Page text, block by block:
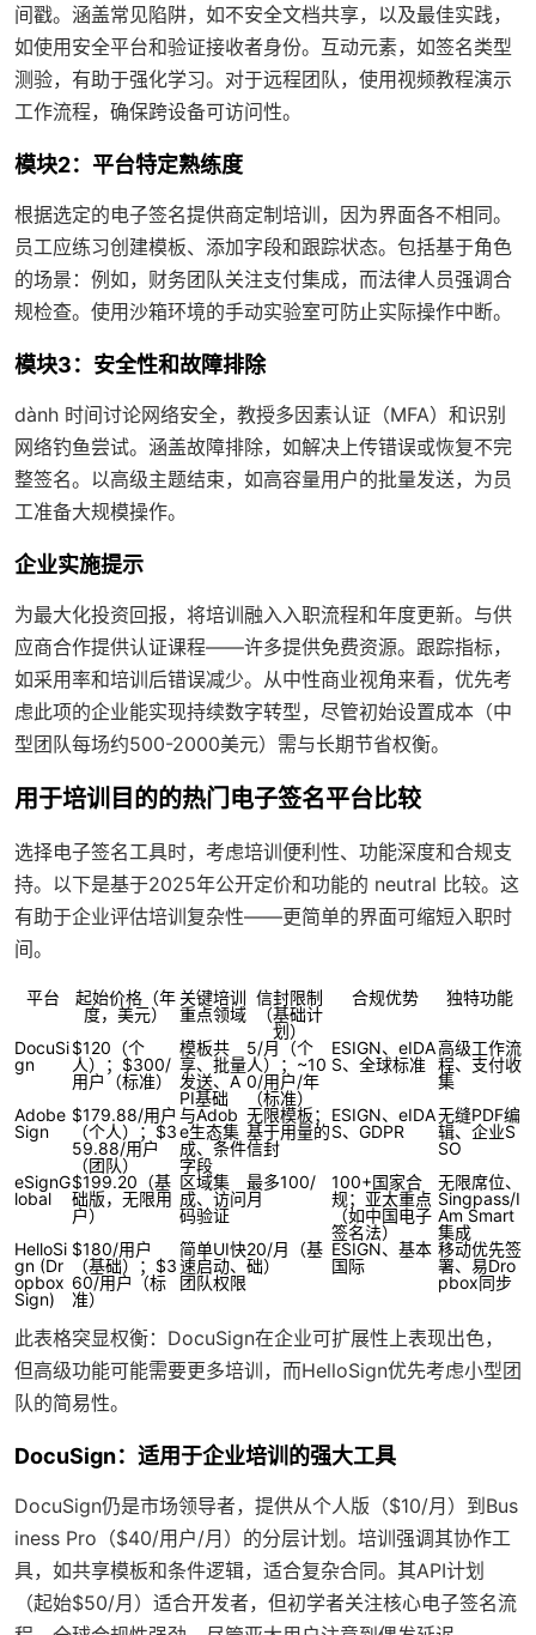
间戳。涵盖常见陷阱，如不安全文档共享，以及最佳实践，
如使用安全平台和验证接收者身份。互动元素，如签名类型
测验，有助于强化学习。对于远程团队，使用视频教程演示
工作流程，确保跨设备可访问性。
模块2：平台特定熟练度
根据选定的电子签名提供商定制培训，因为界面各不相同。
员工应练习创建模板、添加字段和跟踪状态。包括基于角色
的场景：例如，财务团队关注支付集成，而法律人员强调合
规检查。使用沙箱环境的手动实验室可防止实际操作中断。
模块3：安全性和故障排除
dành 时间讨论网络安全，教授多因素认证（MFA）和识别
网络钓鱼尝试。涵盖故障排除，如解决上传错误或恢复不完
整签名。以高级主题结束，如高容量用户的批量发送，为员
工准备大规模操作。
企业实施提示
为最大化投资回报，将培训融入入职流程和年度更新。与供
应商合作提供认证课程——许多提供免费资源。跟踪指标，
如采用率和培训后错误减少。从中性商业视角来看，优先考
虑此项的企业能实现持续数字转型，尽管初始设置成本（中
型团队每场约500-2000美元）需与长期节省权衡。
用于培训目的的热门电子签名平台比较
选择电子签名工具时，考虑培训便利性、功能深度和合规支
持。以下是基于2025年公开定价和功能的 neutral 比较。这
有助于企业评估培训复杂性——更简单的界面可缩短入职时
间。
平台
起始价格（年
度，美元）
关键培训
重点领域
信封限制
（基础计
划）
合规优势 独特功能
DocuSi
gn
$120（个
人）；$300/
用户（标准）
模板共
享、批量
发送、A
PI基础
5/月（个
人）；~10
0/用户/年
（标准）
ESIGN、eIDA
S、全球标准
高级工作流
程、支付收
集
Adobe
Sign
$179.88/用户
（个人）；$3
59.88/用户
（团队）
与Adob
e生态集
成、条件
字段
无限模板；
基于用量的
信封
ESIGN、eIDA
S、GDPR
无缝PDF编
辑、企业S
SO
eSignG
lobal
$199.20（基
础版，无限用
户）
区域集
成、访问
码验证
最多100/
月
100+国家合
规；亚太重点
（如中国电子
签名法）
无限席位、
Singpass/I
Am Smart
集成
HelloSi
gn (Dr
opbox
Sign)
$180/用户
（基础）；$3
60/用户（标
准）
简单UI快
速启动、
团队权限
20/月（基
础）
ESIGN、基本
国际
移动优先签
署、易Dro
pbox同步
此表格突显权衡：DocuSign在企业可扩展性上表现出色，
但高级功能可能需要更多培训，而HelloSign优先考虑小型团
队的简易性。
DocuSign：适用于企业培训的强大工具
DocuSign仍是市场领导者，提供从个人版（$10/月）到Bus
iness Pro（$40/用户/月）的分层计划。培训强调其协作工
具，如共享模板和条件逻辑，适合复杂合同。其API计划
（起始$50/月）适合开发者，但初学者关注核心电子签名流